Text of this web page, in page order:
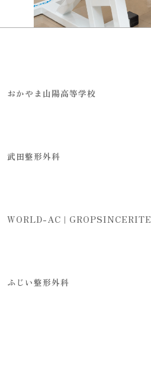
おかやま山陽高等学校
武田整形外科
WORLD-AC | GROPSINCERITE
ふじい整形外科